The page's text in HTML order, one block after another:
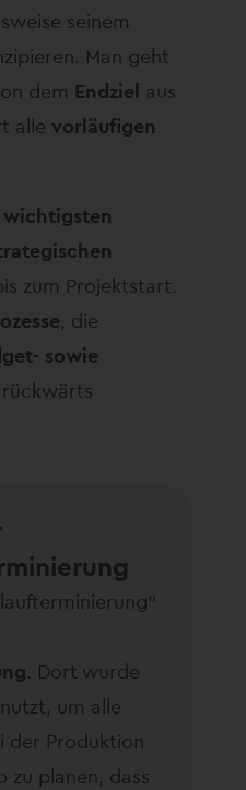
seinem
Man geht
dem Endziel aus
alle vorläufigen
wichtigsten
zum Projektstart.
, die
sowie
. Dort wurde
um alle
der Produktion
zu planen, dass